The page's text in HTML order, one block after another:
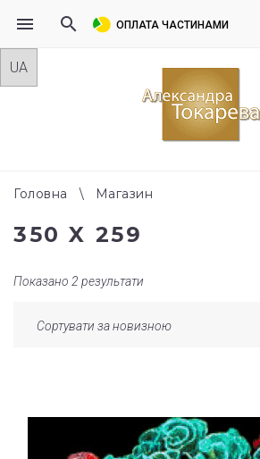
Skip
ОПЛАТА ЧАСТИНАМИ
Головна \ Магазин
350 X 259
Показано 2 результати